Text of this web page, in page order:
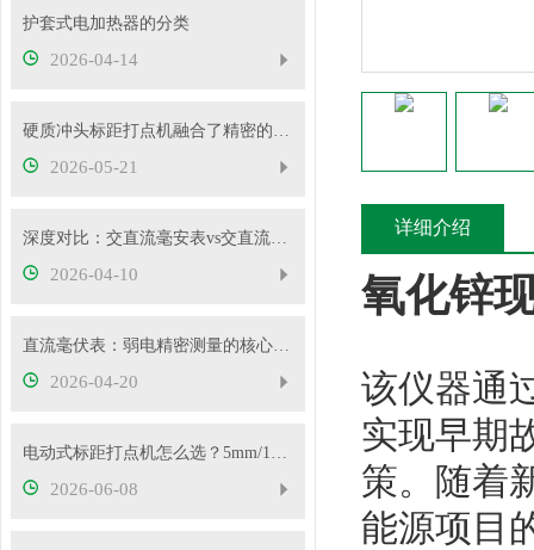
护套式电加热器的分类
2026-04-14
硬质冲头标距打点机融合了精密的机械传动与弹性冲击技术
2026-05-21
深度对比：交直流毫安表vs交直流安培表vs交直流伏特表
2026-04-10
直流毫伏表：弱电精密测量的核心工具
2026-04-20
电动式标距打点机怎么选？5mm/10mm 标距怎么挑？
2026-06-08
详细介绍
氧化锌
该仪器通
实现早期
策。随着
能源项目